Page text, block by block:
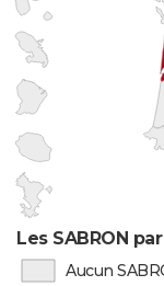
Les SABRON
Aucun